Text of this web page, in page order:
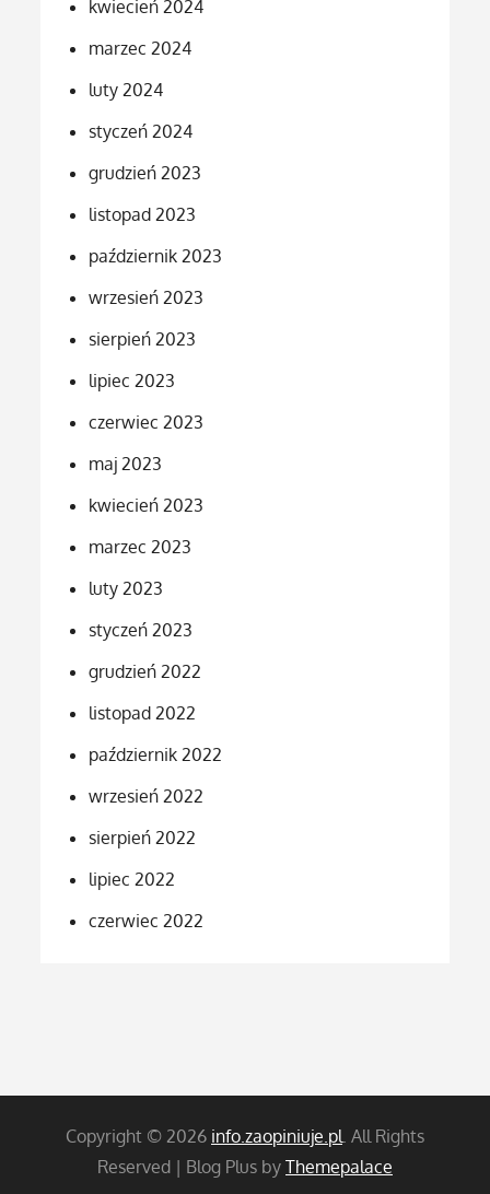
kwiecień 2024
marzec 2024
luty 2024
styczeń 2024
grudzień 2023
listopad 2023
październik 2023
wrzesień 2023
sierpień 2023
lipiec 2023
czerwiec 2023
maj 2023
kwiecień 2023
marzec 2023
luty 2023
styczeń 2023
grudzień 2022
listopad 2022
październik 2022
wrzesień 2022
sierpień 2022
lipiec 2022
czerwiec 2022
Copyright © 2026 info.zaopiniuje.pl. All Rights
Reserved | Blog Plus by Themepalace